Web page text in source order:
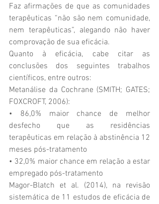
Faz afirmações de que as comunidades
terapêuticas “não são nem comunidade,
nem terapêuticas”, alegando não haver
comprovação de sua eficácia.
Quanto à eficácia, cabe citar as
conclusões dos seguintes trabalhos
científicos, entre outros:
Metanálise da Cochrane (SMITH; GATES;
FOXCROFT, 2006):
• 86,0% maior chance de melhor
desfecho que as residências
terapêuticas em relação à abstinência 12
meses pós-tratamento
• 32,0% maior chance em relação a estar
empregado pós-tratamento
Magor-Blatch et al. (2014), na revisão
sistemática de 11 estudos de eficácia de